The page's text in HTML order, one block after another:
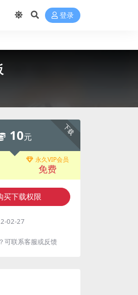
登录
下载
10元
永久VIP会员
免费
买下载权限
02-27
可联系客服或反馈